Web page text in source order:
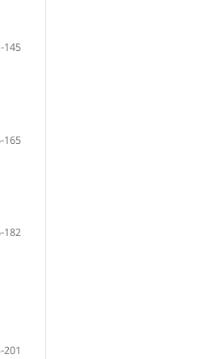
145
165
182
201